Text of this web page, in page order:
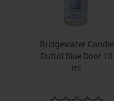
Bridgewater Candle
Duftöl Blue Door 10
ml